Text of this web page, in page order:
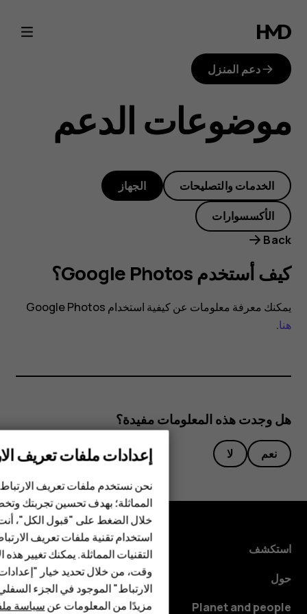
كيف
أستخدم
Google
Photos؟
الهواتف الذكية
الهواتف المميزة
HMD Terra M
HMD DUB
HMD Watch
دعم المنزل
موضوعات الدعم
الخدمات والتصليحات الجهاز
الأكسسوارات
Back
كيف أستخدم Google Photos؟
يمكنك معرفة معلومات عن كيفية استخدام Google Photos
هنا.
هل وجدت هذه المعلومات مفيدة؟
نعم لا
استكشف
حول
Planet and people
إعدادات ملفات تعريف
نحن نستخدم ملفات تعريف
المماثلة؛ بهدف تحسين تجربتك
خلال الضغط على "قبول الكل"،
استخدام تقنية ملفات تعريف
التقنيات المماثلة. يمكنك تغيير
وقت، من خلال تحديد خيار
الارتباط" الموجود في الجزء
مزيدًا من المعلومات عنسياسة